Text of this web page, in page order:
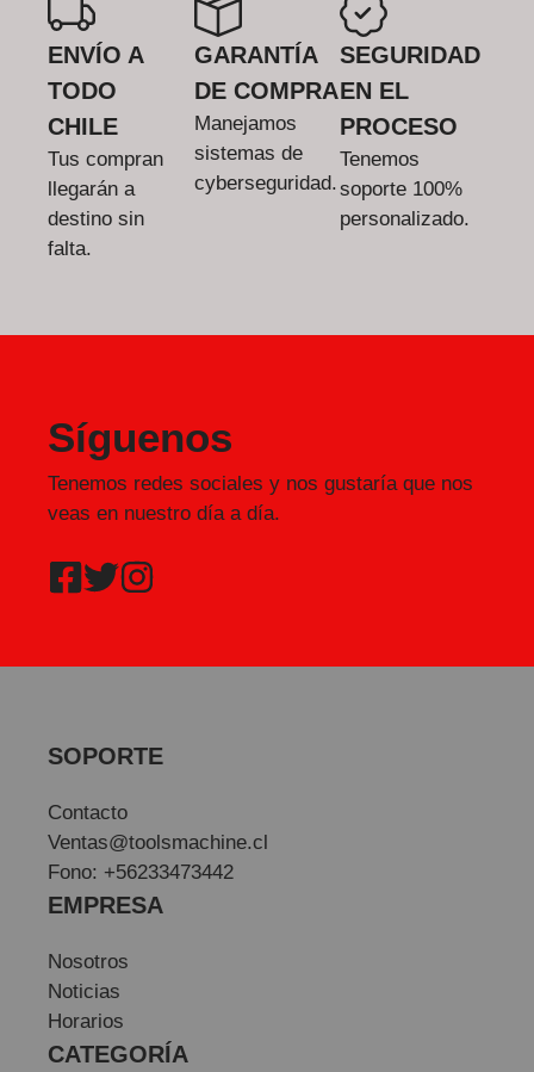
ENVÍO A
TODO
CHILE
Tus compran
llegarán a
destino sin
falta.
GARANTÍA
DE COMPRA
Manejamos
sistemas de
cyberseguridad.
SEGURIDAD
EN EL
PROCESO
Tenemos
soporte 100%
personalizado.
Síguenos
Tenemos redes sociales y nos gustaría que nos
veas en nuestro día a día.
SOPORTE
Contacto
Ventas@toolsmachine.cl
Fono: +56233473442
EMPRESA
Nosotros
Noticias
Horarios
CATEGORÍA